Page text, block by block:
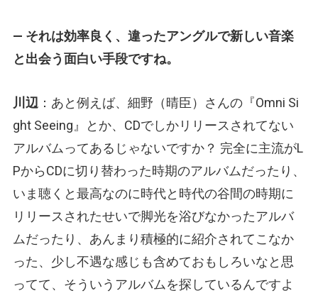
— それは効率良く、違ったアングルで新しい音楽
と出会う面白い手段ですね。
川辺 ：あと例えば、細野（晴臣）さんの『Omni Si
ght Seeing』とか、CDでしかリリースされてない
アルバムってあるじゃないですか？ 完全に主流がL
PからCDに切り替わった時期のアルバムだったり、
いま聴くと最高なのに時代と時代の谷間の時期に
リリースされたせいで脚光を浴びなかったアルバ
ムだったり、あんまり積極的に紹介されてこなか
った、少し不遇な感じも含めておもしろいなと思
ってて、そういうアルバムを探しているんですよ